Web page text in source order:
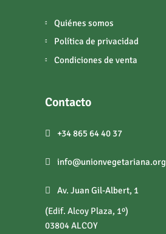
Quiénes somos
Política de privacidad
Condiciones de venta
Contacto
+34 865 64 40 37
info@unionvegetariana.org
Av. Juan Gil-Albert, 1
(Edif. Alcoy Plaza, 1º)
03804 ALCOY